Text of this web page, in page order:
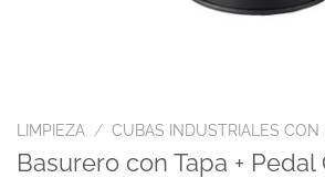
LIMPIEZA / CUBAS INDUSTRIALES CON
Basurero con Tapa + Pedal